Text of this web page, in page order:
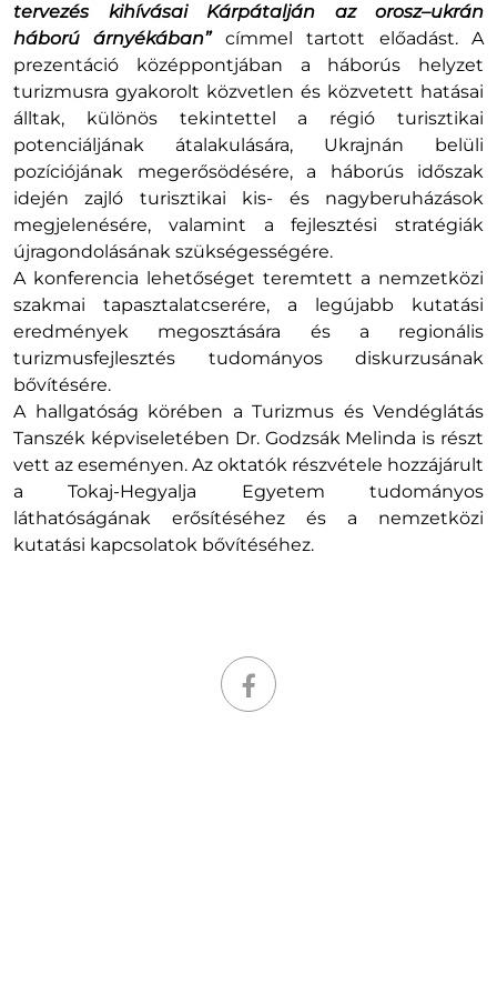
tervezés kihívásai Kárpátalján az orosz–ukrán
háború árnyékában”címmel tartott előadást. A
prezentáció középpontjában a háborús helyzet
turizmusra gyakorolt közvetlen és közvetett hatásai
álltak, különös tekintettel a régió turisztikai
potenciáljának átalakulására, Ukrajnán belüli
pozíciójának megerősödésére, a háborús időszak
idején zajló turisztikai kis- és nagyberuházások
megjelenésére, valamint a fejlesztési stratégiák
újragondolásának szükségességére.
A konferencia lehetőséget teremtett a nemzetközi
szakmai tapasztalatcserére, a legújabb kutatási
eredmények megosztására és a regionális
turizmusfejlesztés tudományos diskurzusának
bővítésére.
A hallgatóság körében a Turizmus és Vendéglátás
Tanszék képviseletében Dr. Godzsák Melinda is részt
vett az eseményen. Az oktatók részvétele hozzájárult
a Tokaj-Hegyalja Egyetem tudományos
láthatóságának erősítéséhez és a nemzetközi
kutatási kapcsolatok bővítéséhez.